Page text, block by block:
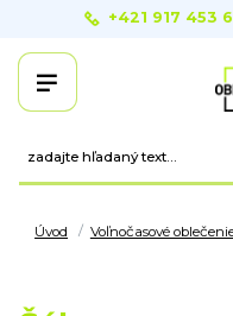
+421 917 453
Úvod Voľnočasové